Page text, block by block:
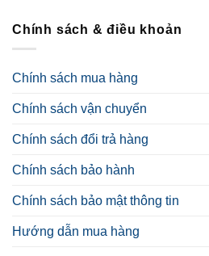
Chính sách & điều khoản
Chính sách mua hàng
Chính sách vận chuyển
Chính sách đổi trả hàng
Chính sách bảo hành
Chính sách bảo mật thông tin
Hướng dẫn mua hàng